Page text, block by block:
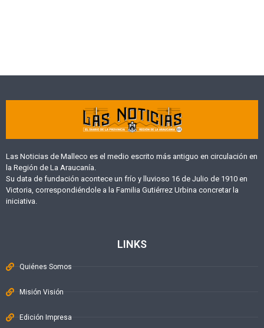
Las Noticias de Malleco es el medio escrito más antiguo en circulación en
la Región de La Araucanía.
Su data de fundación acontece un frío y lluvioso 16 de Julio de 1910 en
Victoria, correspondiéndole a la Familia Gutiérrez Urbina concretar la
iniciativa.
LINKS
Quiénes Somos
Misión Visión
Edición Impresa